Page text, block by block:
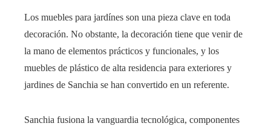
Los muebles para jardínes son una pieza clave en toda
decoración. No obstante, la decoración tiene que venir de
la mano de elementos prácticos y funcionales, y los
muebles de plástico de alta residencia para exteriores y
jardines de Sanchia se han convertido en un referente.
Sanchia fusiona la vanguardia tecnológica, componentes